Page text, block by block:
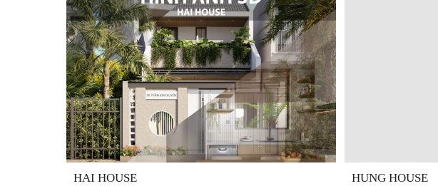
HAI HOUSE HUNG HOUSE